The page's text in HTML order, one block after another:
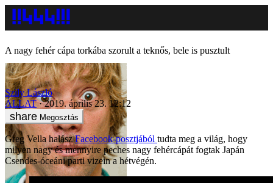
A nagy fehér cápa torkába szorult a teknős, bele is pusztult
Szily László
ÁLLAT
2019. április 23. 12:12
Megosztás
Greg Vella halászFacebook-posztjából tudta meg a világ, hogy
milyen nagy és mennyire peches nagy fehércápát fogtak Japán
Csendes-óceáni parti vizein a hétvégén.